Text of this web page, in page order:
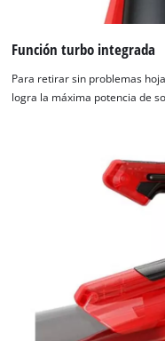
Función turbo integrada
Para retirar sin problemas
logra la máxima potencia de